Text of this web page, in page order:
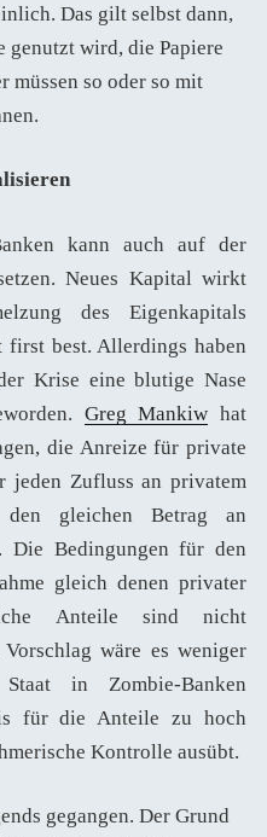
Das gilt selbst dann,
genutzt wird, die Papiere
müssen so oder so mit
kann auch auf der
Neues Kapital wirkt
des Eigenkapitals
first best. Allerdings haben
Krise eine blutige Nase
Greg Mankiw hat
die Anreize für private
jeden Zufluss an privatem
gleichen Betrag an
Die Bedingungen für den
gleich denen privater
Anteile sind nicht
wäre es weniger
in Zombie-Banken
für die Anteile zu hoch
Kontrolle ausübt.
gegangen. Der Grund